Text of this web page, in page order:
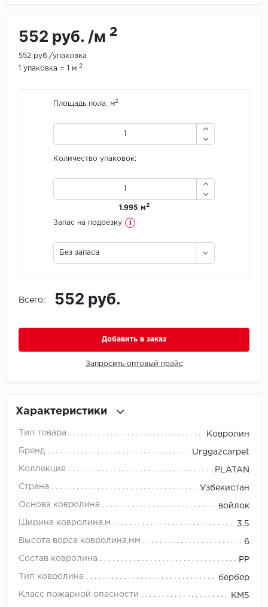
Juteks
Millenium
Moduleo
Natisston
552 руб. /м 2
552 руб./упаковка
1 упаковка = 1 м 2
Площадь пола, м2
Количество упаковок:
1.995 м2
Запас на подрезку i
Без запаса
Всего: 552 руб.
Добавить в заказ
Запросить оптовый прайс
Характеристики
Тип товара Ковролин
Бренд Urggazcarpet
Коллекция PLATAN
Страна Узбекистан
Основа ковролина войлок
Ширина ковролина,м 3.5
Высота ворса ковролина,мм 6
Состав ковролина PP
Тип ковролина бербер
Класс пожарной опасности КМ5